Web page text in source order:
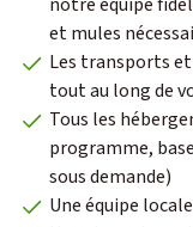
et mules
Les transports
tout au long de
Tous les
programme,
sous demande)
Une équipe